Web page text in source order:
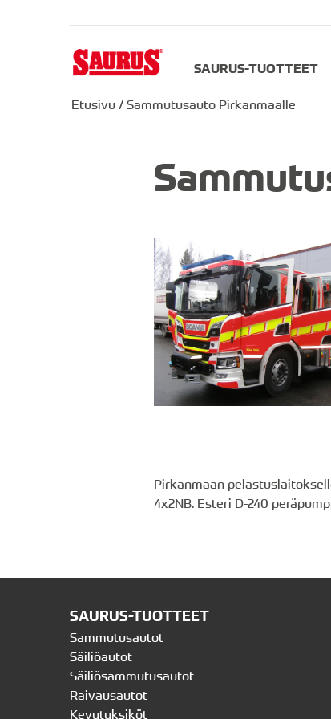
SAURUS-TUOTTEET
Etusivu / Sammutusauto Pirkanmaalle
Pirkanmaan
4x2NB. Esteri D-240
SAURUS-TUOTTEET
Sammutusautot
Säiliöautot
Säiliösammutusautot
Raivausautot
Kevytyksiköt